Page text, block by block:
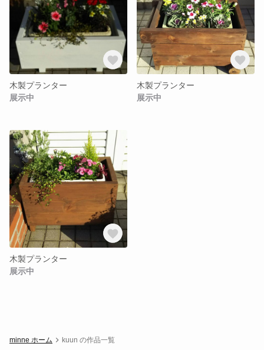
木製プランター
展示中
木製プランター
展示中
木製プランター
展示中
minne ホーム kuun の作品一覧